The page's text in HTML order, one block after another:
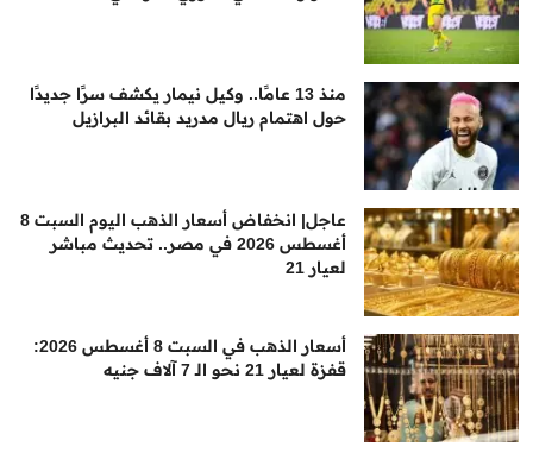
منذ 13 عامًا.. وكيل نيمار يكشف سرًا جديدًا
حول اهتمام ريال مدريد بقائد البرازيل
عاجل| انخفاض أسعار الذهب اليوم السبت 8
أغسطس 2026 في مصر.. تحديث مباشر
لعيار 21
أسعار الذهب في السبت 8 أغسطس 2026:
قفزة لعيار 21 نحو الـ 7 آلاف جنيه